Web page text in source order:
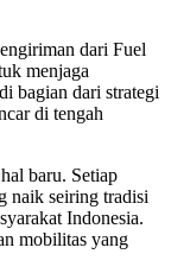
dari Fuel
menjaga
bagian dari strategi
di tengah
baru. Setiap
naik seiring tradisi
Indonesia.
mobilitas yang